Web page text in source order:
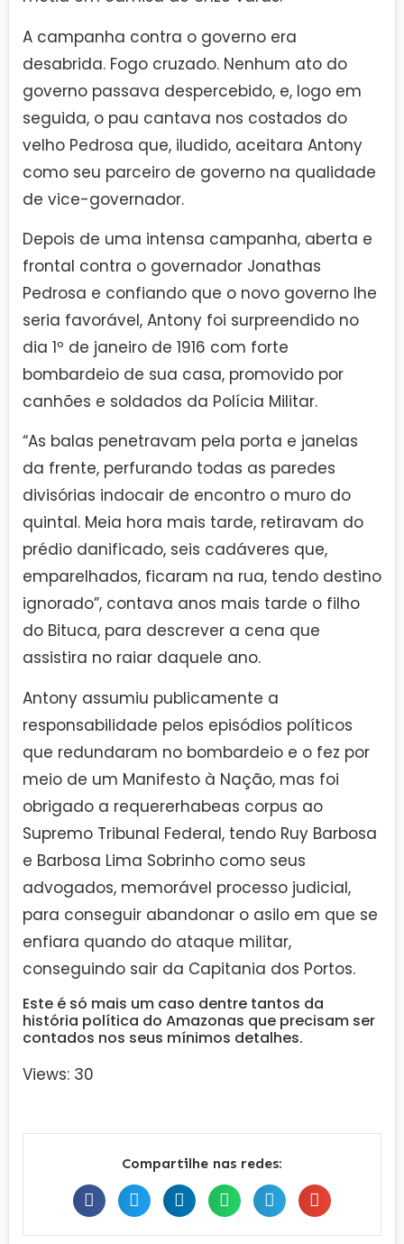
A campanha contra o governo era
desabrida. Fogo cruzado. Nenhum ato do
governo passava despercebido, e, logo em
seguida, o pau cantava nos costados do
velho Pedrosa que, iludido, aceitara Antony
como seu parceiro de governo na qualidade
de vice-governador.
Depois de uma intensa campanha, aberta e
frontal contra o governador Jonathas
Pedrosa e confiando que o novo governo lhe
seria favorável, Antony foi surpreendido no
dia 1º de janeiro de 1916 com forte
bombardeio de sua casa, promovido por
canhões e soldados da Polícia Militar.
“As balas penetravam pela porta e janelas
da frente, perfurando todas as paredes
divisórias indocair de encontro o muro do
quintal. Meia hora mais tarde, retiravam do
prédio danificado, seis cadáveres que,
emparelhados, ficaram na rua, tendo destino
ignorado”, contava anos mais tarde o filho
do Bituca, para descrever a cena que
assistira no raiar daquele ano.
Antony assumiu publicamente a
responsabilidade pelos episódios políticos
que redundaram no bombardeio e o fez por
meio de um Manifesto à Nação, mas foi
obrigado a requererhabeas corpus ao
Supremo Tribunal Federal, tendo Ruy Barbosa
e Barbosa Lima Sobrinho como seus
advogados, memorável processo judicial,
para conseguir abandonar o asilo em que se
enfiara quando do ataque militar,
conseguindo sair da Capitania dos Portos.
Este é só mais um caso dentre tantos da
história política do Amazonas que precisam ser
contados nos seus mínimos detalhes.
Views: 30
Compartilhe nas redes: